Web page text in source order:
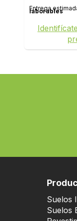
Entrega
laborables
Suelos
Suelos